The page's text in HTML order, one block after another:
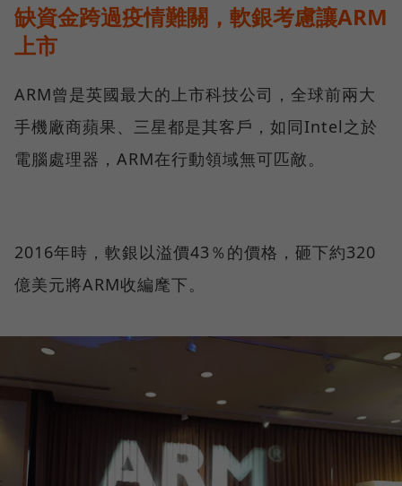
缺資金跨過疫情難關，軟銀考慮讓ARM
上市
ARM曾是英國最大的上市科技公司，全球前兩大
手機廠商蘋果、三星都是其客戶，如同Intel之於
電腦處理器，ARM在行動領域無可匹敵。
2016年時，軟銀以溢價43％的價格，砸下約320
億美元將ARM收編麾下。